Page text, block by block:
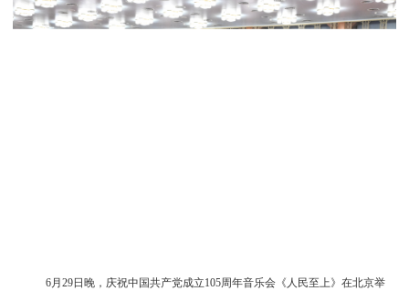
6月29日晚，庆祝中国共产党成立105周年音乐会《人民至上》在北京举